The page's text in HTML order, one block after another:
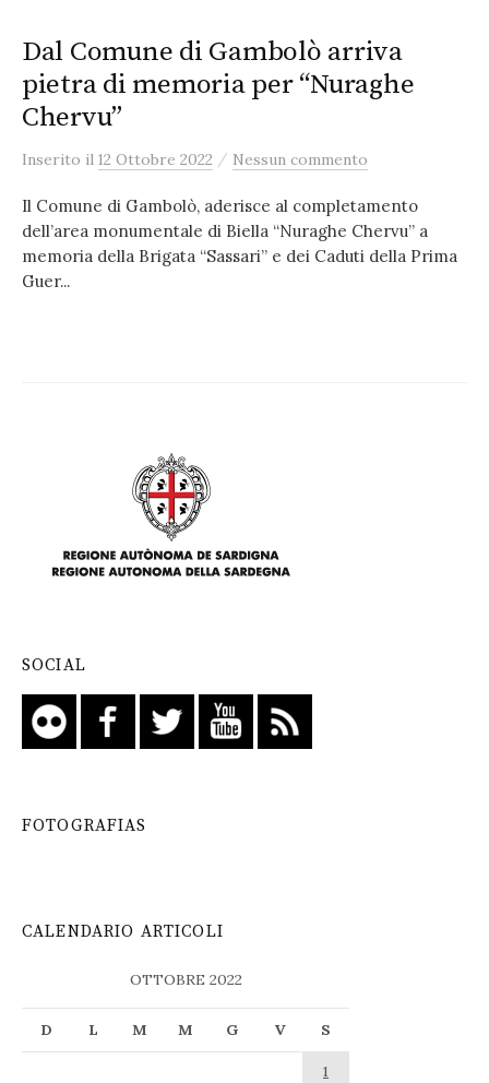
Dal Comune di Gambolò arriva
pietra di memoria per “Nuraghe
Chervu”
Inserito il 12 Ottobre 2022 / Nessun commento
Il Comune di Gambolò, aderisce al completamento
dell’area monumentale di Biella “Nuraghe Chervu” a
memoria della Brigata “Sassari” e dei Caduti della Prima
Guer...
SOCIAL
FOTOGRAFIAS
CALENDARIO ARTICOLI
OTTOBRE 2022
D L M M G V S
1